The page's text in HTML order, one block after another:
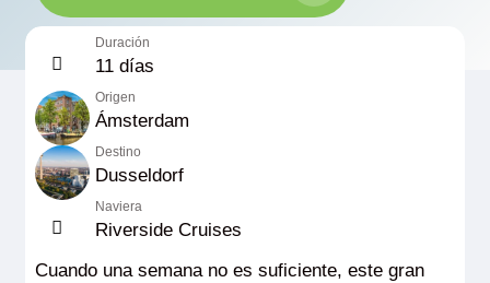
Duración
11 días
Origen
Ámsterdam
Destino
Dusseldorf
Naviera
Riverside Cruises
Cuando una semana no es suficiente, este gran